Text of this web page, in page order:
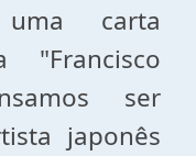
carta
"Francisco
ser
japonês